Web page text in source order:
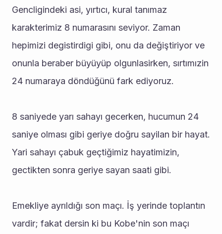
Gencligindeki asi, yırtıcı, kural tanımaz
karakterimiz 8 numarasını seviyor. Zaman
hepimizi degistirdigi gibi, onu da değiştiriyor ve
onunla beraber büyüyüp olgunlasirken, sırtımızin
24 numaraya döndüğünü fark ediyoruz.
8 saniyede yarı sahayı gecerken, hucumun 24
saniye olması gibi geriye doğru sayilan bir hayat.
Yari sahayı çabuk geçtiğimiz hayatimizin,
gectikten sonra geriye sayan saati gibi.
Emekliye ayrıldığı son maçı. İş yerinde toplantın
vardir; fakat dersin ki bu Kobe'nin son maçı